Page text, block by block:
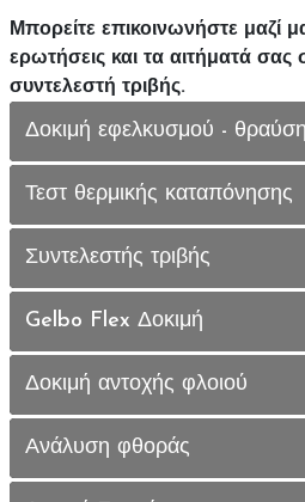
Δοκιμή εφελκυσμού -
Τεστ θερμικής καταπόνησης
Συντελεστής τριβής
Gelbo Flex Δοκιμή
Δοκιμή αντοχής φλοιού
Ανάλυση φθοράς
Μπορείτε επικοινωνήστε μαζί
ερωτήσεις και τα αιτήματά σας
συντελεστή τριβής.